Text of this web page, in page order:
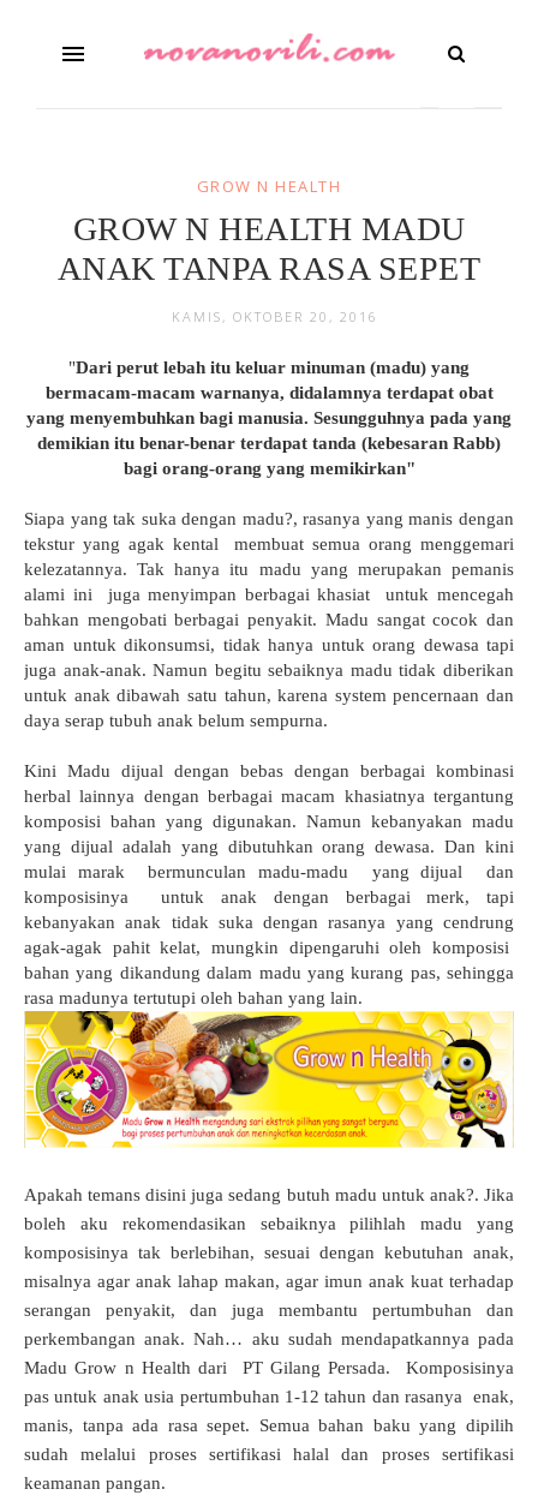
GROW N HEALTH
GROW N HEALTH MADU
ANAK TANPA RASA SEPET
KAMIS, OKTOBER 20, 2016
"Dari perut lebah itu keluar minuman (madu) yang
bermacam-macam warnanya, didalamnya terdapat obat
yang menyembuhkan bagi manusia. Sesungguhnya pada yang
demikian itu benar-benar terdapat tanda (kebesaran Rabb)
bagi orang-orang yang memikirkan"
Siapa yang tak suka dengan madu?, rasanya yang manis dengan
tekstur yang agak kental membuat semua orang menggemari
kelezatannya. Tak hanya itu madu yang merupakan pemanis
alami ini juga menyimpan berbagai khasiat untuk mencegah
bahkan mengobati berbagai penyakit. Madu sangat cocok dan
aman untuk dikonsumsi, tidak hanya untuk orang dewasa tapi
juga anak-anak. Namun begitu sebaiknya madu tidak diberikan
untuk anak dibawah satu tahun, karena system pencernaan dan
daya serap tubuh anak belum sempurna.
Kini Madu dijual dengan bebas dengan berbagai kombinasi
herbal lainnya dengan berbagai macam khasiatnya tergantung
komposisi bahan yang digunakan. Namun kebanyakan madu
yang dijual adalah yang dibutuhkan orang dewasa. Dan kini
mulai marak bermunculan madu-madu yang dijual dan
komposisinya untuk anak dengan berbagai merk, tapi
kebanyakan anak tidak suka dengan rasanya yang cendrung
agak-agak pahit kelat, mungkin dipengaruhi oleh komposisi
bahan yang dikandung dalam madu yang kurang pas, sehingga
rasa madunya tertutupi oleh bahan yang lain.
Apakah temans disini juga sedang butuh madu untuk anak?. Jika
boleh aku rekomendasikan sebaiknya pilihlah madu yang
komposisinya tak berlebihan, sesuai dengan kebutuhan anak,
misalnya agar anak lahap makan, agar imun anak kuat terhadap
serangan penyakit, dan juga membantu pertumbuhan dan
perkembangan anak. Nah… aku sudah mendapatkannya pada
Madu Grow n Health dari PT Gilang Persada. Komposisinya
pas untuk anak usia pertumbuhan 1-12 tahun dan rasanya enak,
manis, tanpa ada rasa sepet. Semua bahan baku yang dipilih
sudah melalui proses sertifikasi halal dan proses sertifikasi
keamanan pangan.